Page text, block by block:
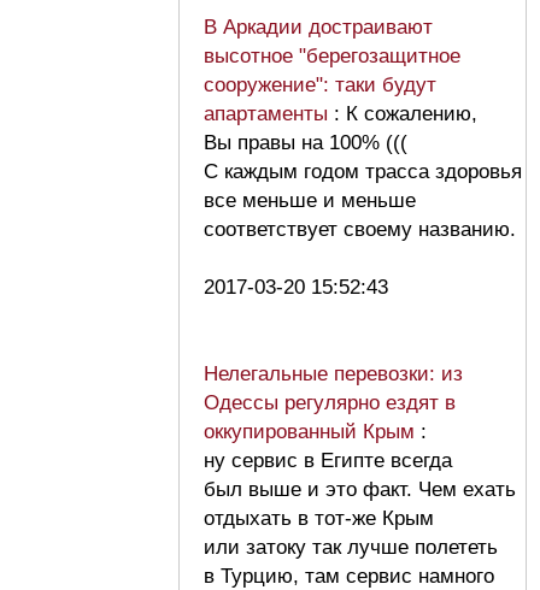
В Аркадии достраивают
высотное "берегозащитное
сооружение": таки будут
апартаменты : К сожалению,
Вы правы на 100% (((
С каждым годом трасса здоровья
все меньше и меньше
соответствует своему названию.
2017-03-20 15:52:43
Нелегальные перевозки: из
Одессы регулярно ездят в
оккупированный Крым :
ну сервис в Египте всегда
был выше и это факт. Чем ехать
отдыхать в тот-же Крым
или затоку так лучше полететь
в Турцию, там сервис намного